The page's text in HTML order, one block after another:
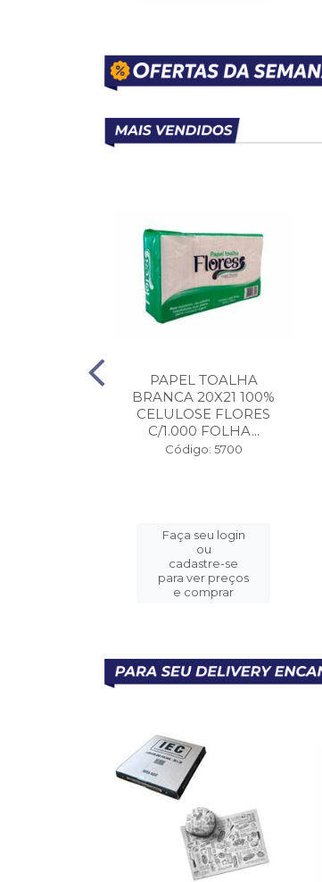
PAPEL TOALHA
BRANCA 20X21 100%
CELULOSE FLORES
C/1.000 FOLHA...
Código: 5700
Faça seu login
ou
cadastre-se
para ver preços
e comprar